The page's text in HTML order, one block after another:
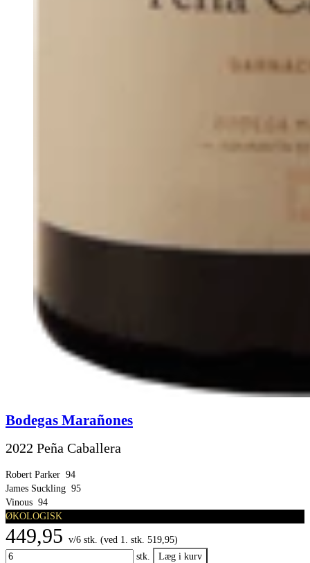
Bodegas Marañones
2022 Peña Caballera
Robert Parker 94
James Suckling 95
Vinous 94
ØKOLOGISK
449,95 v/6 stk. (ved 1. stk. 519,95)
stk.